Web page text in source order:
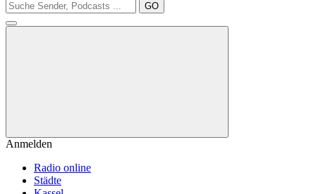
GO
Anmelden
Radio online
Städte